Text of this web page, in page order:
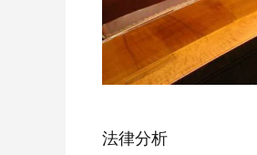
法律分析